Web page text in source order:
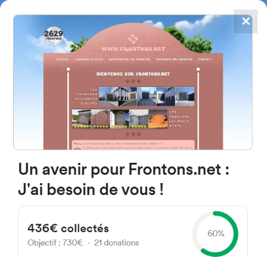
FRONTONS.NET
BUSCAR UN FRONTÓN
AÑADIR UN FRONTÓN
4784
frontones
48300 Gernika-Lumo, Bizkaia
Pedro de Elejalde Kalea 32 España
✕